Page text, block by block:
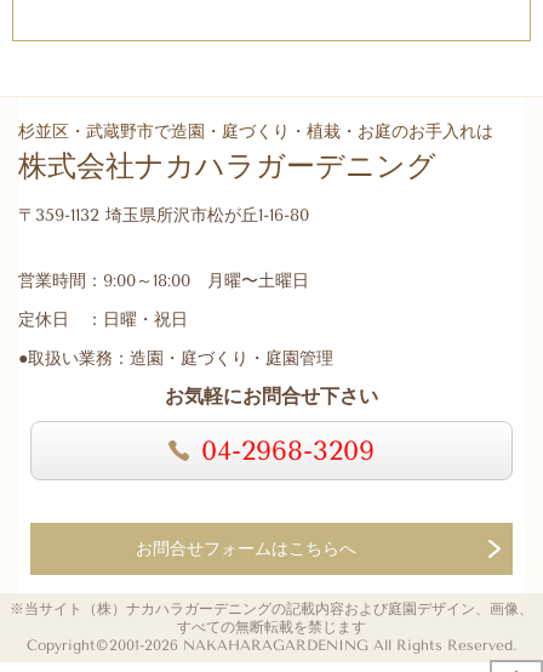
杉並区・武蔵野市で造園・庭づくり・植栽・お庭のお手入れは
株式会社ナカハラガーデニング
〒359-1132 埼玉県所沢市松が丘1-16-80
営業時間：9:00～18:00 月曜〜土曜日
定休日 ：日曜・祝日
●取扱い業務：造園・庭づくり・庭園管理
お気軽にお問合せ下さい
04-2968-3209
お問合せフォームはこちらへ
※当サイト（株）ナカハラガーデニングの記載内容および庭園デザイン、画像、
すべての無断転載を禁じます
Copyright©2001-2026 NAKAHARAGARDENING All Rights Reserved.